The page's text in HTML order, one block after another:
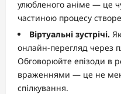
улюбленого аніме — це
частиною процесу
Віртуальні зустрічі.
онлайн-перегляд через
Обговорюйте епізоди в
враженнями — це не
спілкування.